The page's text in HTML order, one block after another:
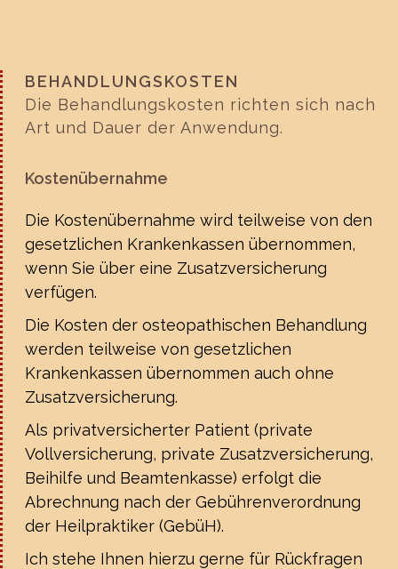
BEHANDLUNGSKOSTEN
Die Behandlungskosten richten sich nach
Art und Dauer der Anwendung.
Kostenübernahme
Die Kostenübernahme wird teilweise von den
gesetzlichen Krankenkassen übernommen,
wenn Sie über eine Zusatzversicherung
verfügen.
Die Kosten der osteopathischen Behandlung
werden teilweise von gesetzlichen
Krankenkassen übernommen auch ohne
Zusatzversicherung.
Als privatversicherter Patient (private
Vollversicherung, private Zusatzversicherung,
Beihilfe und Beamtenkasse) erfolgt die
Abrechnung nach der Gebührenverordnung
der Heilpraktiker (GebüH).
Ich stehe Ihnen hierzu gerne für Rückfragen